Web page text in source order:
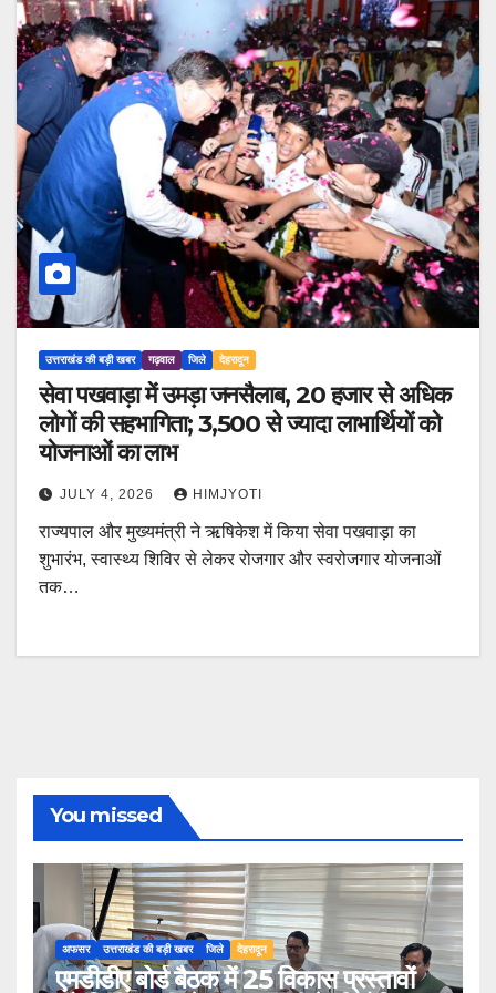
उत्तराखंड की बड़ी खबर गढ़वाल जिले देहरादून
सेवा पखवाड़ा में उमड़ा जनसैलाब, 20 हजार से अधिक
लोगों की सहभागिता; 3,500 से ज्यादा लाभार्थियों को
योजनाओं का लाभ
JULY 4, 2026 HIMJYOTI
राज्यपाल और मुख्यमंत्री ने ऋषिकेश में किया सेवा पखवाड़ा का
शुभारंभ, स्वास्थ्य शिविर से लेकर रोजगार और स्वरोजगार योजनाओं
तक…
You missed
अफसर उत्तराखंड की बड़ी खबर जिले देहरादून
एमडीडीए बोर्ड बैठक में 25 विकास प्रस्तावों